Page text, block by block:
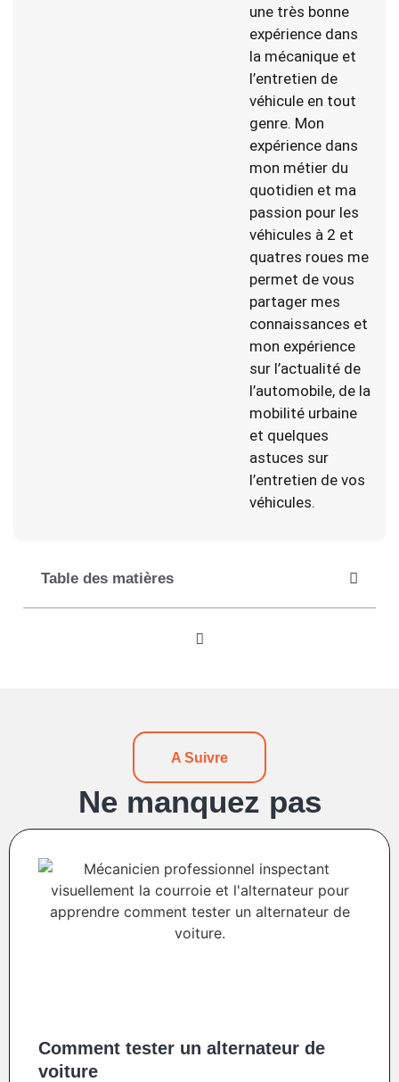
une très bonne
expérience dans
la mécanique et
l’entretien de
véhicule en tout
genre. Mon
expérience dans
mon métier du
quotidien et ma
passion pour les
véhicules à 2 et
quatres roues me
permet de vous
partager mes
connaissances et
mon expérience
sur l’actualité de
l’automobile, de la
mobilité urbaine
et quelques
astuces sur
l’entretien de vos
véhicules.
Table des matières
A Suivre
Ne manquez pas
Comment tester un alternateur de
voiture